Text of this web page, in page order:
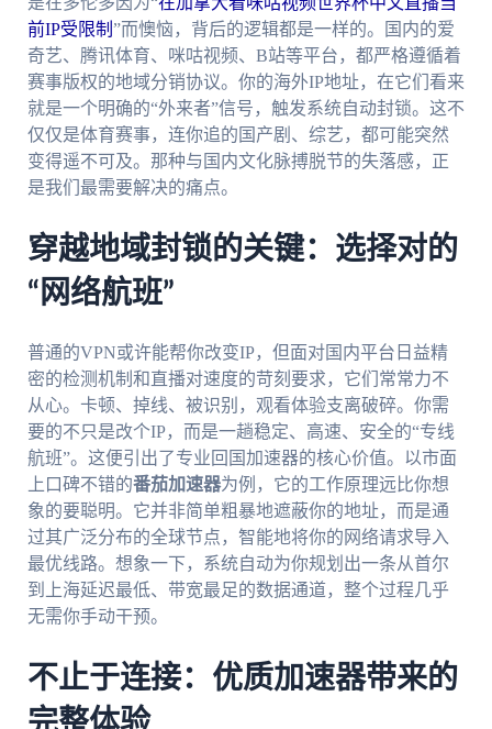
前IP受限制 ”而懊恼，背后的逻辑都是一样的。国内的爱
奇艺、腾讯体育、咪咕视频、B站等平台，都严格遵循着
赛事版权的地域分销协议。你的海外IP地址，在它们看来
就是一个明确的“外来者”信号，触发系统自动封锁。这不
仅仅是体育赛事，连你追的国产剧、综艺，都可能突然
变得遥不可及。那种与国内文化脉搏脱节的失落感，正
是我们最需要解决的痛点。
穿越地域封锁的关键：选择对的
“网络航班”
普通的VPN或许能帮你改变IP，但面对国内平台日益精
密的检测机制和直播对速度的苛刻要求，它们常常力不
从心。卡顿、掉线、被识别，观看体验支离破碎。你需
要的不只是改个IP，而是一趟稳定、高速、安全的“专线
航班”。这便引出了专业回国加速器的核心价值。以市面
上口碑不错的番茄加速器为例，它的工作原理远比你想
象的要聪明。它并非简单粗暴地遮蔽你的地址，而是通
过其广泛分布的全球节点，智能地将你的网络请求导入
最优线路。想象一下，系统自动为你规划出一条从首尔
到上海延迟最低、带宽最足的数据通道，整个过程几乎
无需你手动干预。
不止于连接：优质加速器带来的
完整体验